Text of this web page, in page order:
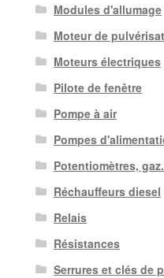
Modules d'allumage
Moteur de
Moteurs électriques
Pilote de fenêtre
Pompe à air
Pompes
Potentiomètres,
Réchauffeurs diesel
Relais
Résistances
Serrures et clés de